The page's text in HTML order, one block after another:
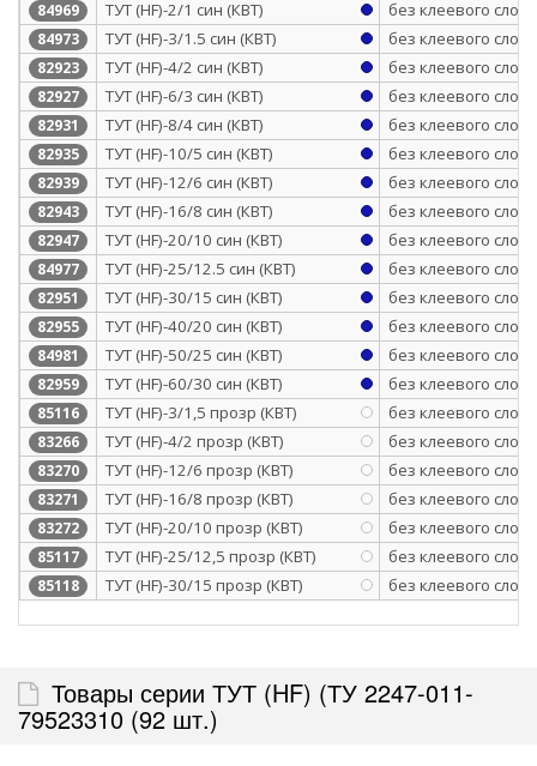
84969 ТУТ (HF)-2/1 син (КВТ) без клеевого слоя
84973 ТУТ (HF)-3/1.5 син (КВТ) без клеевого слоя
82923 ТУТ (HF)-4/2 син (КВТ) без клеевого слоя
82927 ТУТ (HF)-6/3 син (КВТ) без клеевого слоя
82931 ТУТ (HF)-8/4 син (КВТ) без клеевого слоя
82935 ТУТ (HF)-10/5 син (КВТ) без клеевого слоя
82939 ТУТ (HF)-12/6 син (КВТ) без клеевого слоя
82943 ТУТ (HF)-16/8 син (КВТ) без клеевого слоя
82947 ТУТ (HF)-20/10 син (КВТ) без клеевого слоя
84977 ТУТ (HF)-25/12.5 син (КВТ) без клеевого слоя
82951 ТУТ (HF)-30/15 син (КВТ) без клеевого слоя
82955 ТУТ (HF)-40/20 син (КВТ) без клеевого слоя
84981 ТУТ (HF)-50/25 син (КВТ) без клеевого слоя
82959 ТУТ (HF)-60/30 син (КВТ) без клеевого слоя
85116 ТУТ (HF)-3/1,5 прозр (КВТ) без клеевого слоя
83266 ТУТ (HF)-4/2 прозр (КВТ) без клеевого слоя
83270 ТУТ (HF)-12/6 прозр (КВТ) без клеевого слоя
83271 ТУТ (HF)-16/8 прозр (КВТ) без клеевого слоя
83272 ТУТ (HF)-20/10 прозр (КВТ) без клеевого слоя
85117 ТУТ (HF)-25/12,5 прозр (КВТ) без клеевого слоя
85118 ТУТ (HF)-30/15 прозр (КВТ) без клеевого слоя
Товары серии ТУТ (HF) (ТУ 2247-011-
79523310 (92 шт.)